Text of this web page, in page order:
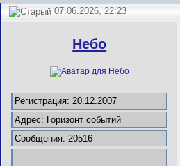
07.06.2026, 22:23
Небо
Регистрация: 20.12.2007
Адрес: Горизонт событий
Сообщения: 20516